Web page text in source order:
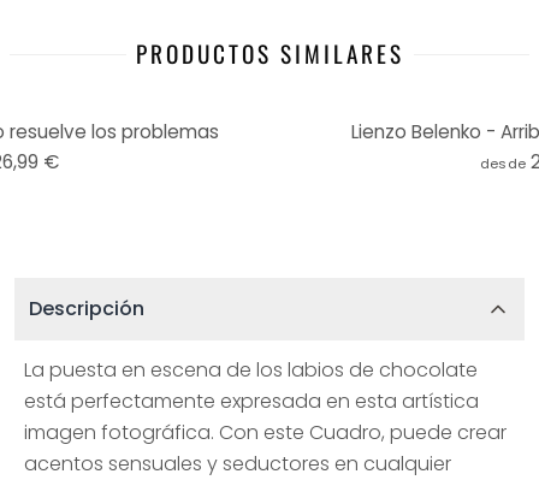
PRODUCTOS SIMILARES
resuelve los problemas
€
Lienzo Belenko -
desde
Descripción
La puesta en escena de los labios de chocolate
está perfectamente expresada en esta artística
imagen fotográfica. Con este Cuadro, puede crear
acentos sensuales y seductores en cualquier